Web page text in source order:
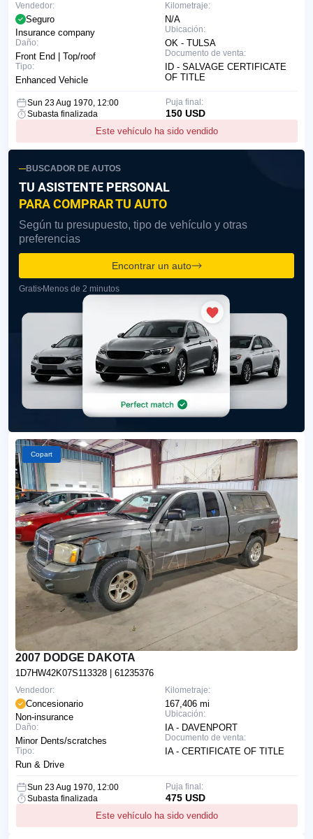
Kilometraje:
N/A
Ubicación:
OK - TULSA
Documento de venta:
ID - SALVAGE CERTIFICATE
OF TITLE
Vendedor:
Seguro
Insurance company
Daño:
Front End | Top/roof
Tipo:
Enhanced Vehicle
Sun 23 Aug 1970, 12:00
Subasta finalizada
Este vehículo ha sido vendido
Puja final:
150 USD
BUSCADOR DE AUTOS
TU ASISTENTE PERSONAL
PARA COMPRAR TU AUTO
Según tu presupuesto, tipo de vehículo y otras
preferencias
Encontrar un auto
Gratis Menos de 2 minutos
Copart
2007 DODGE DAKOTA
1D7HW42K07S113328 | 61235376
Kilometraje:
167,406 mi
Ubicación:
IA - DAVENPORT
Documento de venta:
IA - CERTIFICATE OF TITLE
Vendedor:
Concesionario
Non-insurance
Daño:
Minor Dents/scratches
Tipo:
Run & Drive
Sun 23 Aug 1970, 12:00
Subasta finalizada
Este vehículo ha sido vendido
Puja final:
475 USD